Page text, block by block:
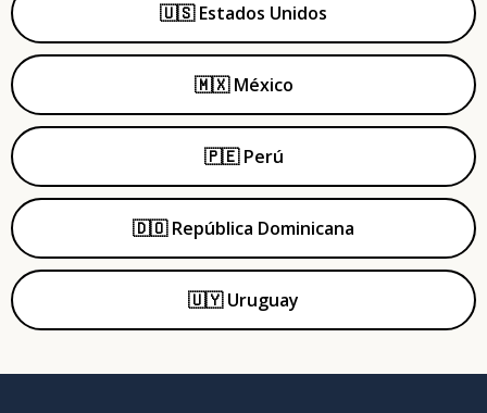
🇺🇸 Estados Unidos
🇲🇽 México
🇵🇪 Perú
🇩🇴 República Dominicana
🇺🇾 Uruguay